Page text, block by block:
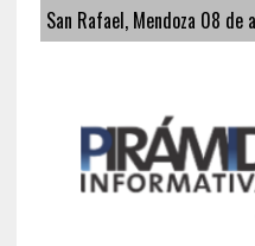
San Rafael, Mendoza 08 de